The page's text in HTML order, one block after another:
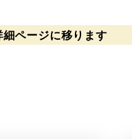
ページに移ります